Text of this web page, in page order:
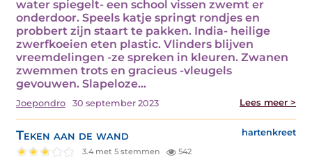
water spiegelt- een school vissen zwemt er
onderdoor. Speels katje springt rondjes en
probbert zijn staart te pakken. India- heilige
zwerfkoeien eten plastic. Vlinders blijven
vreemdelingen -ze spreken in kleuren. Zwanen
zwemmen trots en gracieus -vleugels
gevouwen. Slapeloze…
Joepondro 30 september 2023 Lees meer >
Teken aan de wand hartenkreet
3.4 met 5 stemmen 542